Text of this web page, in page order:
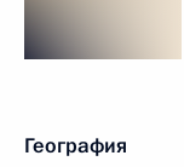
География